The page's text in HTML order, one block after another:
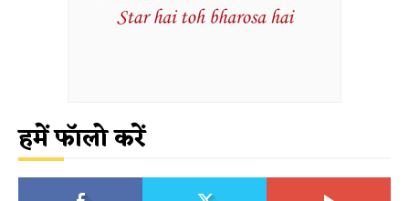
हमें फॉलो करें